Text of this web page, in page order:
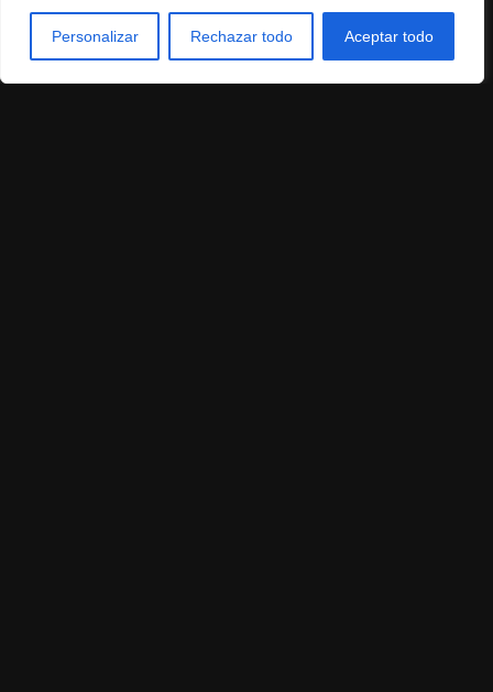
Personalizar Rechazar todo Aceptar todo